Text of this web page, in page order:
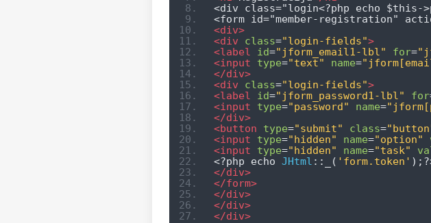
<div class="login<?php echo $this->
<form id="member-registration"
<div>
<div
class="login-fields">
<label
id="jform_email1-lbl" for=
<input
type="text" name=
</div>
<div
class="login-fields">
<label
id="jform_password1-lbl" for
<input
type="password" name=
</div>
<button
type="submit" class=
<input
type="hidden" name="option"
<input
type="hidden" name="task"
<?php echo JHtml :: ( 'form.token'
</div>
</form>
</div>
</div>
</div>